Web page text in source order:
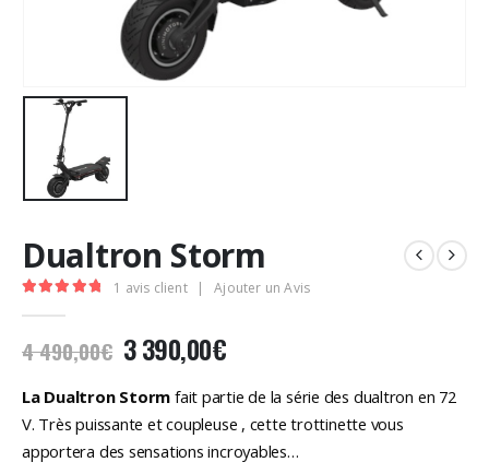
Dualtron Storm
1 avis client | Ajouter un Avis
4 490,00€ Le
prix
initial
était :
4
3 390,00€Le
actuel
est :
3
La Dualtron Storm fait partie de la série des dualtron en 72
V. Très puissante et coupleuse , cette trottinette vous
apportera des sensations incroyables…